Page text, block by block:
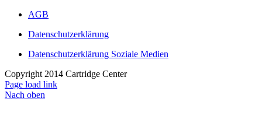
AGB
Datenschutz­erklärung
Datenschutzerklärung Soziale Medien
Copyright 2014 Cartridge Center
Page load link
Nach oben